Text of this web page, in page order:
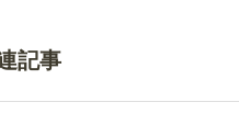
記事